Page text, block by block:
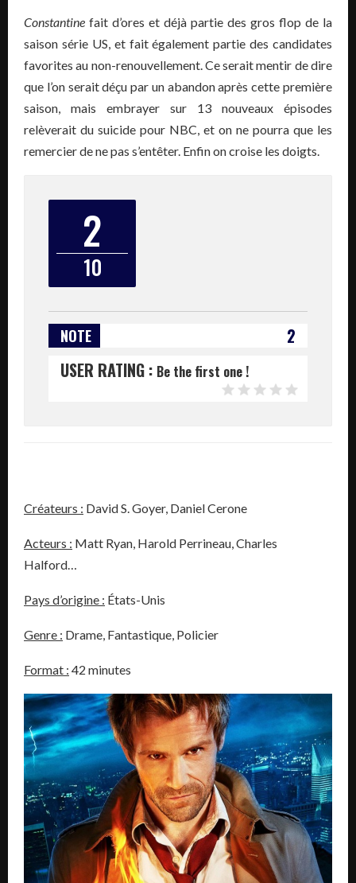
Constantine fait d’ores et déjà partie des gros flop de la
saison série US, et fait également partie des candidates
favorites au non-renouvellement. Ce serait mentir de dire
que l’on serait déçu par un abandon après cette première
saison, mais embrayer sur 13 nouveaux épisodes
relèverait du suicide pour NBC, et on ne pourra que les
remercier de ne pas s’entêter. Enfin on croise les doigts.
2
10
NOTE
2
USER RATING : Be the first one !
Créateurs : David S. Goyer, Daniel Cerone
Acteurs : Matt Ryan, Harold Perrineau, Charles
Halford…
Pays d’origine : États-Unis
Genre : Drame, Fantastique, Policier
Format : 42 minutes